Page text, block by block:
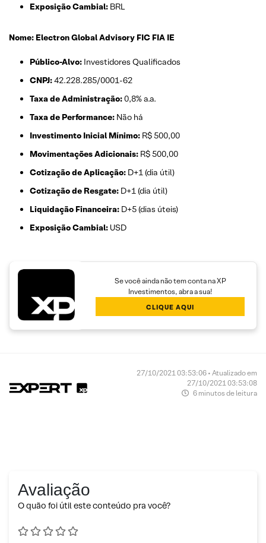
Exposição Cambial: BRL
Nome: Electron Global Advisory FIC FIA IE
Público-Alvo: Investidores Qualificados
CNPJ:42.228.285/0001-62
Taxa de Administração:0,8% a.a.
Taxa de Performance: Não há
Investimento Inicial Mínimo: R$ 500,00
Movimentações Adicionais: R$ 500,00
Cotização de Aplicação: D+1 (dia útil)
Cotização de Resgate: D+1 (dia útil)
Liquidação Financeira: D+5 (dias úteis)
Exposição Cambial: USD
Se você ainda não tem conta na XP
Investimentos, abra a sua!
CLIQUE AQUI
27/10/2021 03:53:06 • Atualizado em
27/10/2021 03:53:08
6 minutos de leitura
Avaliação
O quão foi útil este conteúdo pra você?